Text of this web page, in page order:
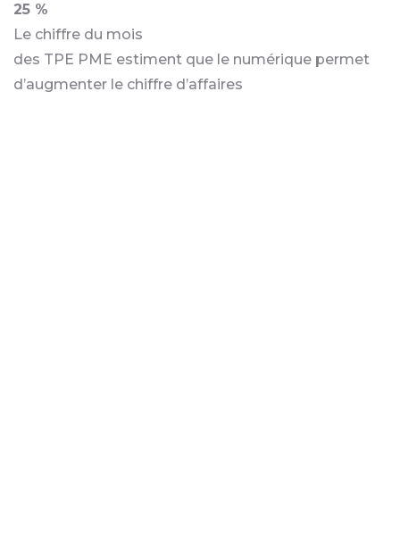
25 %
Le chiffre du mois
des TPE PME estiment que le numérique permet
d’augmenter le chiffre d’affaires